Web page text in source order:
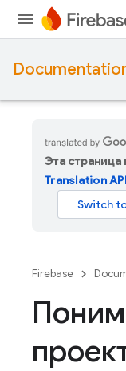
Эта
Translation API
Firebase